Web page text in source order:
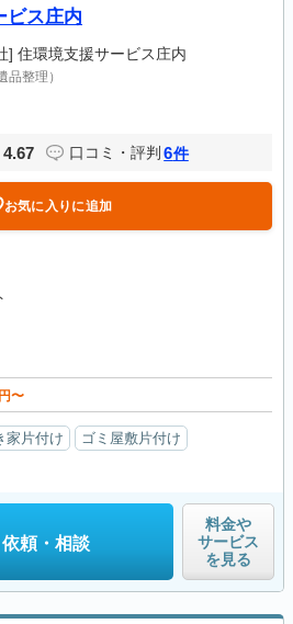
ビス庄内
] 住環境支援サービス庄内
品整理）
4.67 口コミ・評判 6件
お気に入りに追加
円〜
家片付け
ゴミ屋敷片付け
頼・相談
料金や
サービス
を見る